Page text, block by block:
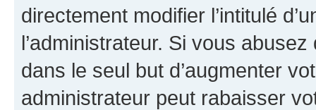
directement modifier l’intitulé
l’administrateur. Si vous
dans le seul but d’augmenter
administrateur peut rabaisser